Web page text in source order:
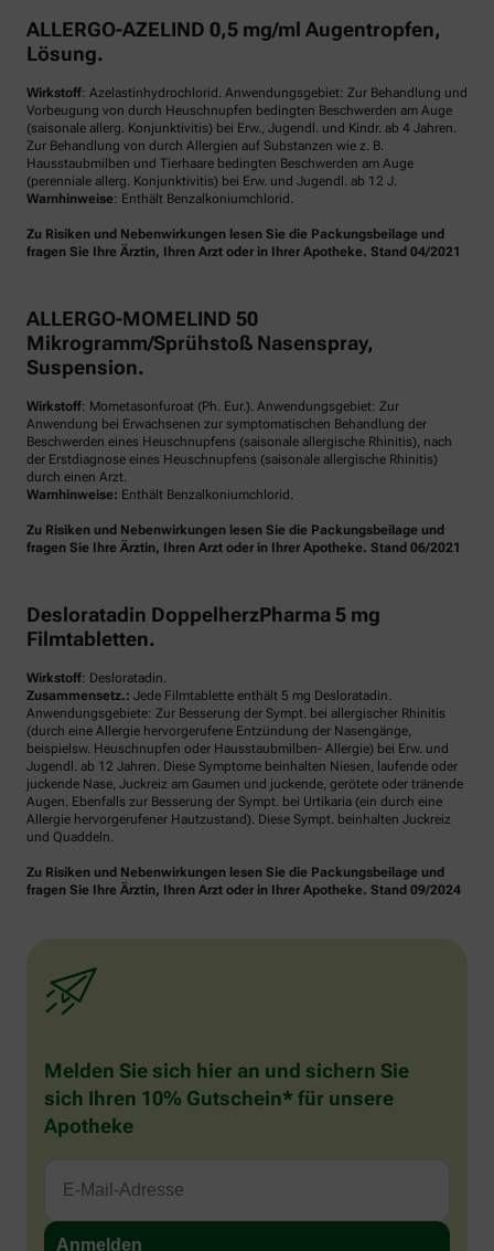
ALLERGO-AZELIND 0,5 mg/ml Augentropfen,
Lösung.
Wirkstoff: Azelastinhydrochlorid. Anwendungsgebiet: Zur Behandlung und
Vorbeugung von durch Heuschnupfen bedingten Beschwerden am Auge
(saisonale allerg. Konjunktivitis) bei Erw., Jugendl. und Kindr. ab 4 Jahren.
Zur Behandlung von durch Allergien auf Substanzen wie z. B.
Hausstaubmilben und Tierhaare bedingten Beschwerden am Auge
(perenniale allerg. Konjunktivitis) bei Erw. und Jugendl. ab 12 J.
Warnhinweise: Enthält Benzalkoniumchlorid.
Zu Risiken und Nebenwirkungen lesen Sie die Packungsbeilage und
fragen Sie Ihre Ärztin, Ihren Arzt oder in Ihrer Apotheke. Stand 04/2021
ALLERGO-MOMELIND 50
Mikrogramm/Sprühstoß Nasenspray,
Suspension.
Wirkstoff: Mometasonfuroat (Ph. Eur.). Anwendungsgebiet: Zur
Anwendung bei Erwachsenen zur symptomatischen Behandlung der
Beschwerden eines Heuschnupfens (saisonale allergische Rhinitis), nach
der Erstdiagnose eines Heuschnupfens (saisonale allergische Rhinitis)
durch einen Arzt.
Warnhinweise: Enthält Benzalkoniumchlorid.
Zu Risiken und Nebenwirkungen lesen Sie die Packungsbeilage und
fragen Sie Ihre Ärztin, Ihren Arzt oder in Ihrer Apotheke. Stand 06/2021
Desloratadin DoppelherzPharma 5 mg
Filmtabletten.
Wirkstoff: Desloratadin.
Zusammensetz.: Jede Filmtablette enthält 5 mg Desloratadin.
Anwendungsgebiete: Zur Besserung der Sympt. bei allergischer Rhinitis
(durch eine Allergie hervorgerufene Entzündung der Nasengänge,
beispielsw. Heuschnupfen oder Hausstaubmilben- Allergie) bei Erw. und
Jugendl. ab 12 Jahren. Diese Symptome beinhalten Niesen, laufende oder
juckende Nase, Juckreiz am Gaumen und juckende, gerötete oder tränende
Augen. Ebenfalls zur Besserung der Sympt. bei Urtikaria (ein durch eine
Allergie hervorgerufener Hautzustand). Diese Sympt. beinhalten Juckreiz
und Quaddeln.
Zu Risiken und Nebenwirkungen lesen Sie die Packungsbeilage und
fragen Sie Ihre Ärztin, Ihren Arzt oder in Ihrer Apotheke. Stand 09/2024
Melden Sie sich hier an und sichern Sie
sich Ihren 10% Gutschein* für unsere
Apotheke